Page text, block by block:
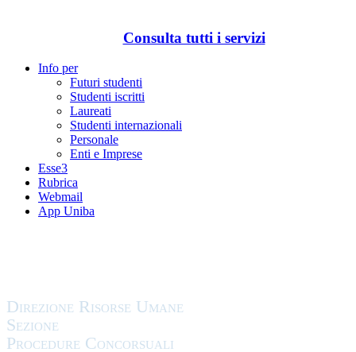
Consulta tutti i servizi
Info per
Futuri studenti
Studenti iscritti
Laureati
Studenti internazionali
Personale
Enti e Imprese
Esse3
Rubrica
Webmail
App Uniba